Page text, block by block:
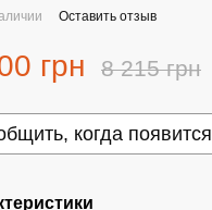
Оставить отзыв
грн 8 215 грн
когда появится